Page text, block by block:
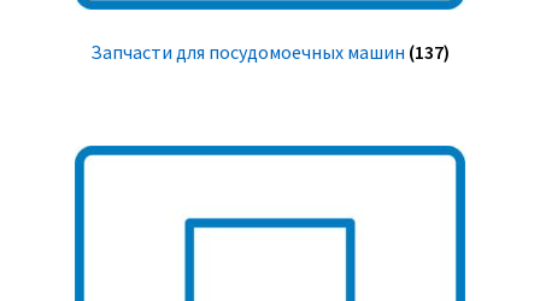
Запчасти для посудомоечных машин (137)